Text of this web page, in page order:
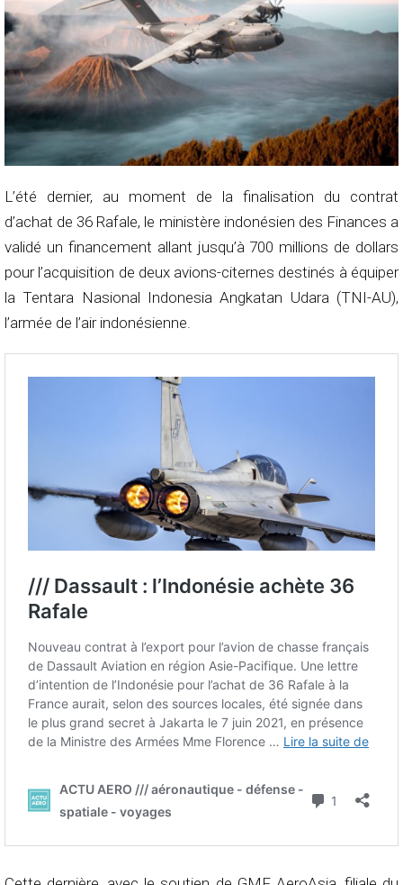
L’été dernier, au moment de la finalisation du contrat
d’achat de 36 Rafale, le ministère indonésien des Finances a
validé un financement allant jusqu’à 700 millions de dollars
pour l’acquisition de deux avions-citernes destinés à équiper
la Tentara Nasional Indonesia Angkatan Udara (TNI-AU),
l’armée de l’air indonésienne.